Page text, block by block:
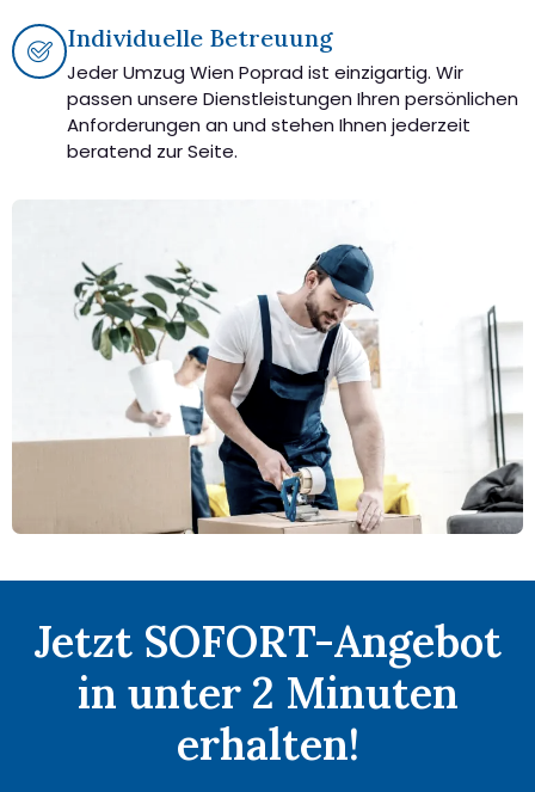
Individuelle Betreuung
Jeder Umzug Wien Poprad ist einzigartig. Wir
passen unsere Dienstleistungen Ihren persönlichen
Anforderungen an und stehen Ihnen jederzeit
beratend zur Seite.
Jetzt SOFORT-Angebot
in unter 2 Minuten
erhalten!